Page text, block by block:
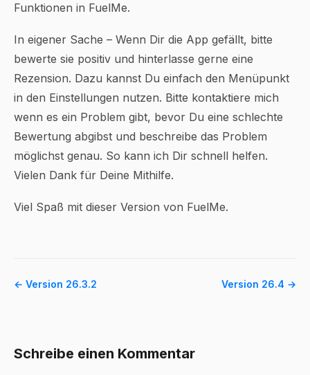
Funktionen in FuelMe.
In eigener Sache – Wenn Dir die App gefällt, bitte
bewerte sie positiv und hinterlasse gerne eine
Rezension. Dazu kannst Du einfach den Menüpunkt
in den Einstellungen nutzen. Bitte kontaktiere mich
wenn es ein Problem gibt, bevor Du eine schlechte
Bewertung abgibst und beschreibe das Problem
möglichst genau. So kann ich Dir schnell helfen.
Vielen Dank für Deine Mithilfe.
Viel Spaß mit dieser Version von FuelMe.
← Version 26.3.2 Version 26.4 →
Schreibe einen Kommentar